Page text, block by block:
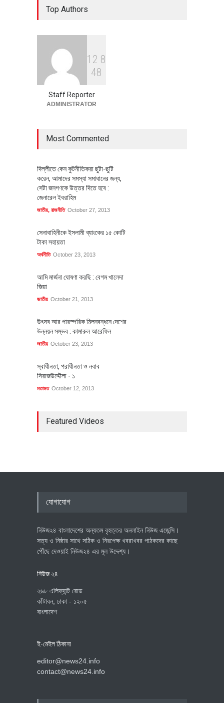
বৈশ্বিক প্রতিযোগিতা সক্ষমতা বাড়াতে
পোশাক শিল্পে নতুন উদ্যোগ
Top Authors
1 2 8
48
Staff Reporter
ADMINISTRATOR
Most Commented
দিল্লীতে কেন কুটনীতিকরা ছুটা-ছুটি
করেন, আমাদের সমস্যা সমাধানের জন্য,
সেটা জনগণকে উত্তর দিতে হবে :
জেনারেল ইবরাহিম
জাতীয়, রাজনীতি October 27, 2013
সেনাবাহিনীকে ইসলামী ব্যাংকের ১৫ কোটি
টাকা সহায়তা
অর্থনীতি October 23, 2013
আমি মার্জনা ঘোষণা করছি : বেগম খালেদা
জিয়া
জাতীয় October 21, 2013
উৎসব আর পারস্পরিক মিলনবন্ধনে দেশের
উন্নয়ন সম্ভব : কামারুল আরেফিন
জাতীয় October 23, 2013
স্বাধীনতা, পরাধীনতা ও নবাব
সিরাজউদ্দৌলা - ১
মতামত October 12, 2013
Featured Videos
যোগাযোগ
নিউজ২৪ বাংলাদেশের অন্যতম বৃহত্তর অনলাইন নিউজ এজেন্সি।
সত্য ও নিষ্ঠার সাথে সঠিক ও নিরপেক্ষ খবরাখবর পাঠকদের কাছে
পৌঁছে দেওয়াই নিউজ২৪ এর মূল উদ্দেশ্য।
নিউজ ২৪
২৬৮ এলিফ্যান্ট রোড
কাঁটাবন, ঢাকা - ১২০৫
বাংলাদেশ
ই-মেইল ঠিকানা
editor@news24.info
contact@news24.info